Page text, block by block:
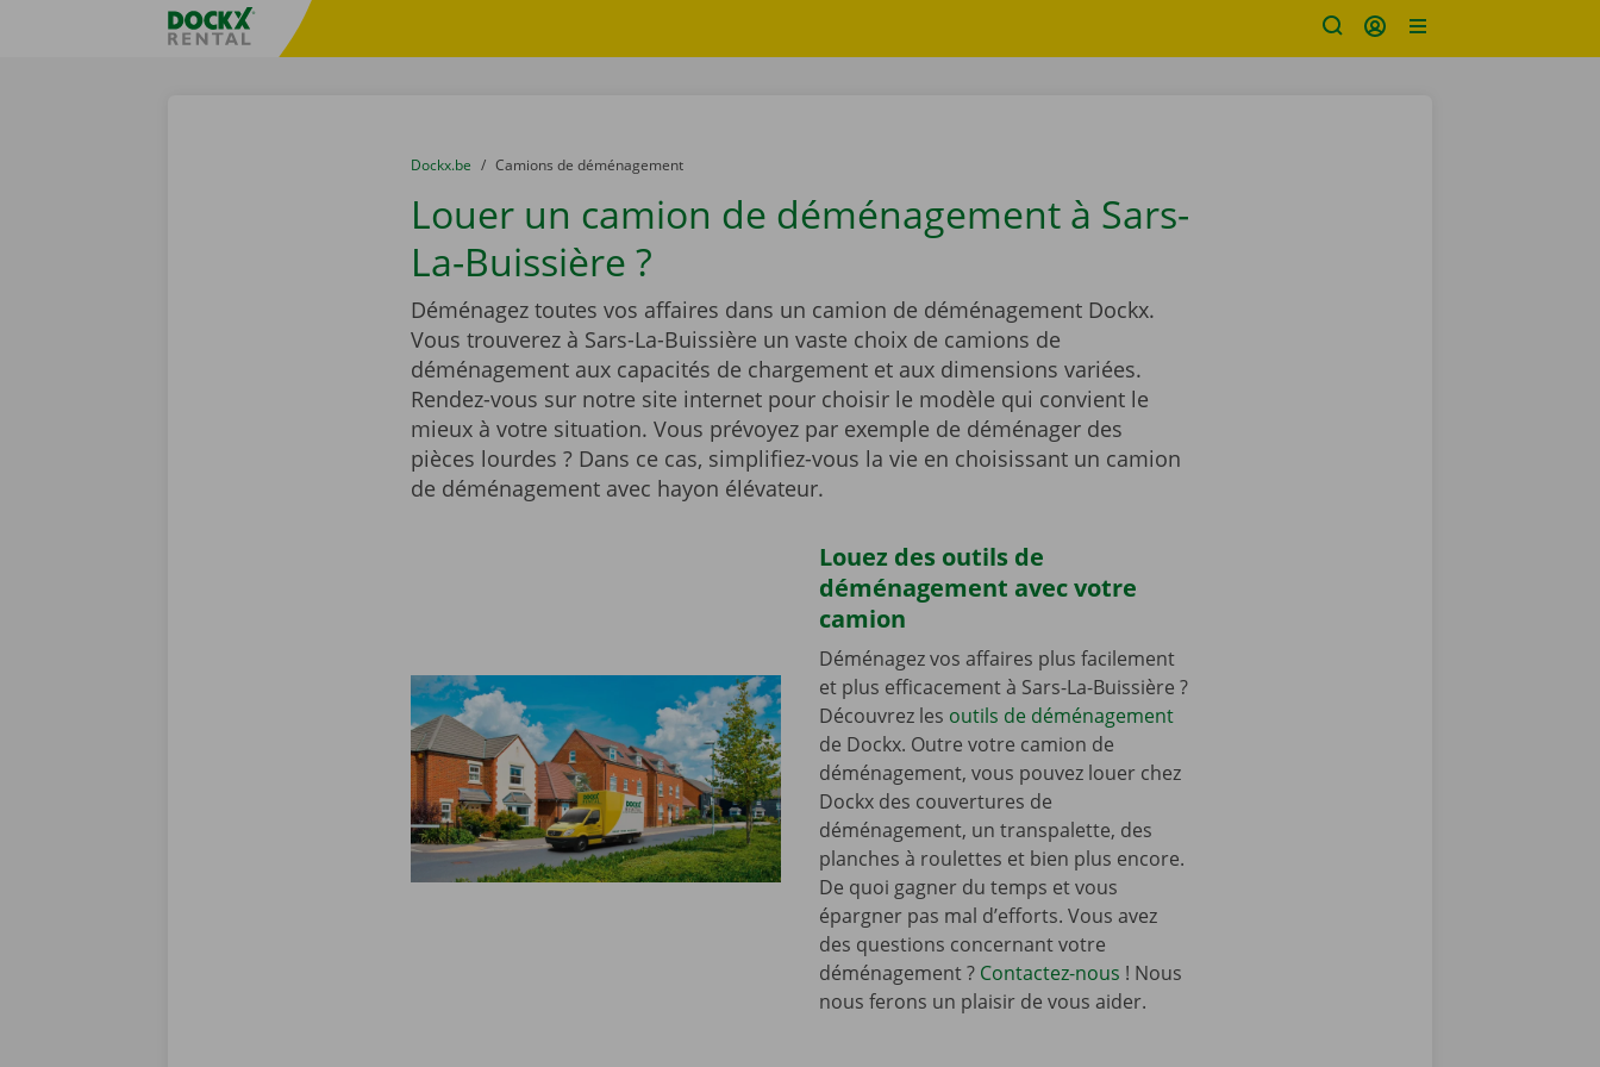
sitename
You are here:
du
Dockx.be to
Camions de déménagement
Louer un camion de déménagement à Sars-
La-Buissière ?
Déménagez toutes vos affaires dans un camion de déménagement Dockx.
Vous trouverez à Sars-La-Buissière un vaste choix de camions de
déménagement aux capacités de chargement et aux dimensions variées.
Rendez-vous sur notre site internet pour choisir le modèle qui convient le
mieux à votre situation. Vous prévoyez par exemple de déménager des
pièces lourdes ? Dans ce cas, simplifiez-vous la vie en choisissant un camion
de déménagement avec hayon élévateur.
Louez des outils de
déménagement avec votre
camion
Déménagez vos affaires plus facilement
et plus efficacement à Sars-La-Buissière ?
Découvrez les outils de déménagement
de Dockx. Outre votre camion de
déménagement, vous pouvez louer chez
Dockx des couvertures de
déménagement, un transpalette, des
planches à roulettes et bien plus encore.
De quoi gagner du temps et vous
épargner pas mal d’efforts. Vous avez
des questions concernant votre
déménagement ? Contactez-nous ! Nous
nous ferons un plaisir de vous aider.